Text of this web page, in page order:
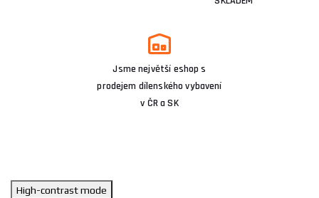
Jsme největší eshop s
prodejem dílenského vybavení
v ČR a SK
High-contrast mode